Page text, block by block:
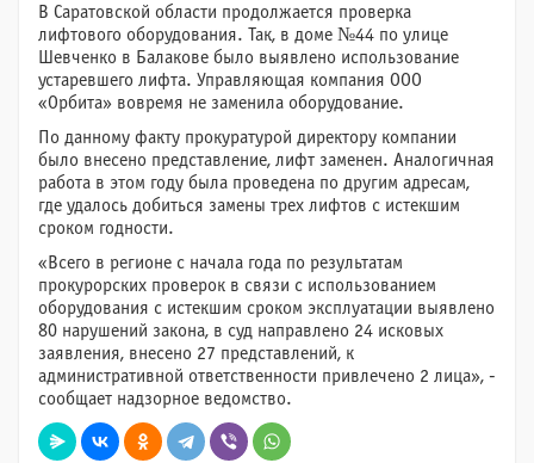
В Саратовской области продолжается проверка
лифтового оборудования. Так, в доме №44 по улице
Шевченко в Балакове было выявлено использование
устаревшего лифта. Управляющая компания ООО
«Орбита» вовремя не заменила оборудование.
По данному факту прокуратурой директору компании
было внесено представление, лифт заменен. Аналогичная
работа в этом году была проведена по другим адресам,
где удалось добиться замены трех лифтов с истекшим
сроком годности.
«Всего в регионе с начала года по результатам
прокурорских проверок в связи с использованием
оборудования с истекшим сроком эксплуатации выявлено
80 нарушений закона, в суд направлено 24 исковых
заявления, внесено 27 представлений, к
административной ответственности привлечено 2 лица», -
сообщает надзорное ведомство.